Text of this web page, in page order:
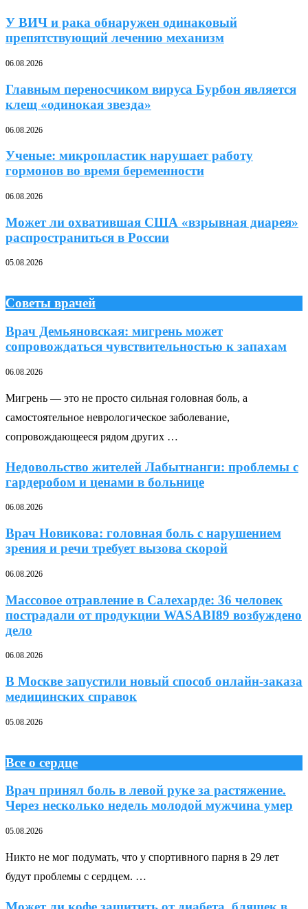
У ВИЧ и рака обнаружен одинаковый
препятствующий лечению механизм
06.08.2026
Главным переносчиком вируса Бурбон является
клещ «одинокая звезда»
06.08.2026
Ученые: микропластик нарушает работу
гормонов во время беременности
06.08.2026
Может ли охватившая США «взрывная диарея»
распространиться в России
05.08.2026
Советы врачей
Врач Демьяновская: мигрень может
сопровождаться чувствительностью к запахам
06.08.2026
Мигрень — это не просто сильная головная боль, а
самостоятельное неврологическое заболевание,
сопровождающееся рядом других …
Недовольство жителей Лабытнанги: проблемы с
гардеробом и ценами в больнице
06.08.2026
Врач Новикова: головная боль с нарушением
зрения и речи требует вызова скорой
06.08.2026
Массовое отравление в Салехарде: 36 человек
пострадали от продукции WASABI89 возбуждено
дело
06.08.2026
В Москве запустили новый способ онлайн-заказа
медицинских справок
05.08.2026
Все о сердце
Врач принял боль в левой руке за растяжение.
Через несколько недель молодой мужчина умер
05.08.2026
Никто не мог подумать, что у спортивного парня в 29 лет
будут проблемы с сердцем. …